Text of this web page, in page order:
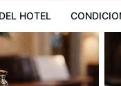
HOTEL